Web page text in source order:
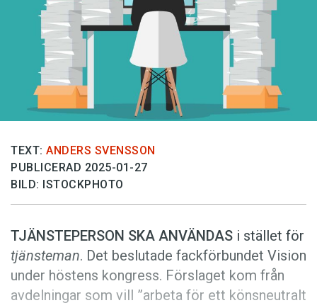
Föreslå nyord
Annonsera
Prenumerera
Läs Språktidningen digitalt
Press
TEXT: ANDERS SVENSSON
PUBLICERAD 2025-01-27
BILD: ISTOCKPHOTO
TJÄNSTEPERSON SKA ANVÄNDAS i stället för
tjänste­man. Det beslutade fackförbundet Vision
under höstens ­kongress. Förslaget kom från
avdelningar som vill ”arbeta för ett könsneutralt